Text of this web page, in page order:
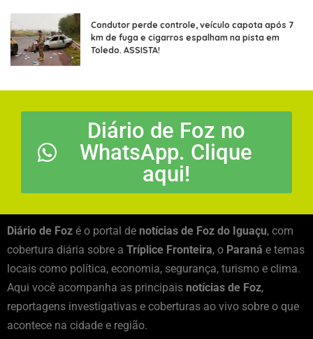
Condutor perde controle, veículo capota após 7
km de fuga e cigarros espalham na pista em
Toledo. ASSISTA!
Diário de Foz no
WhatsApp. Clique
aqui!
Diário de Foz é o portal de notícias de Foz do Iguaçu, com
cobertura diária sobre a Tríplice Fronteira, o Paraná e temas
locais como política, economia, segurança, turismo e clima.
Aqui você acompanha as principais notícias de Foz,
reportagens investigativas e coberturas ao vivo sobre o que
acontece na cidade e região.